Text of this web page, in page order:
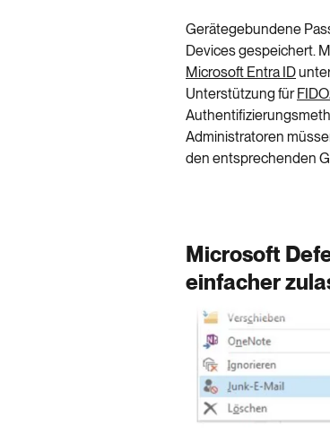
Gerätegebundene
Devices gespeichert.
Microsoft Entra ID
Unterstützung für
Administratoren
den entsprechenden
Microsoft
einfacher